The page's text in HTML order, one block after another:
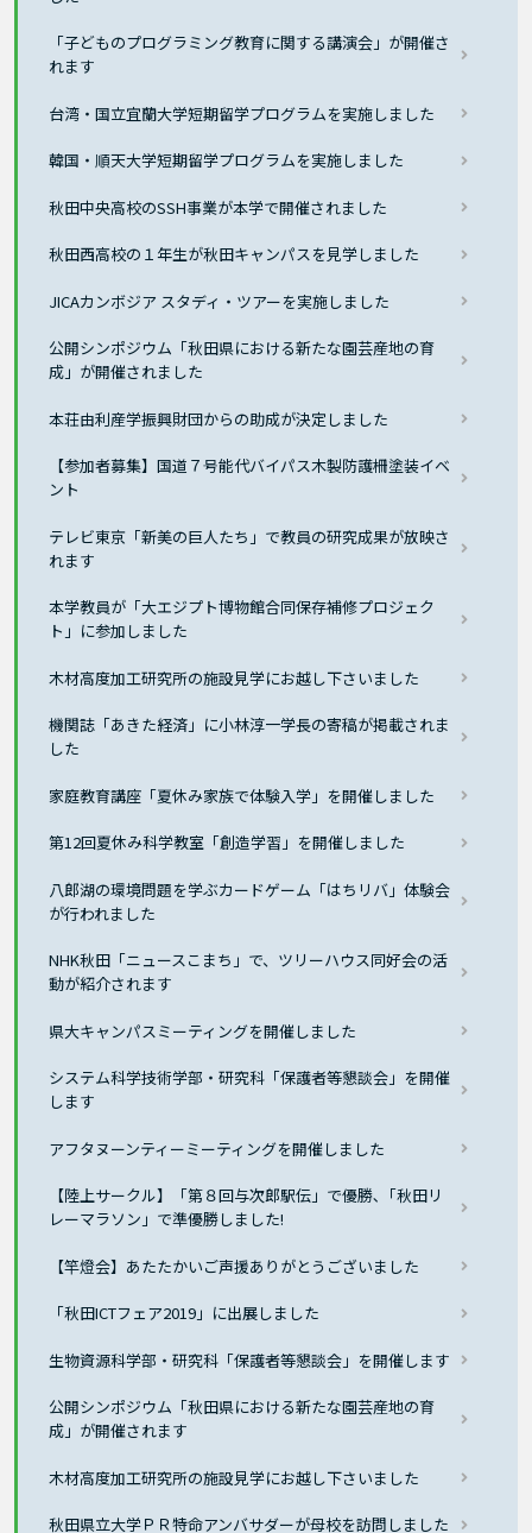
「子どものプログラミング教育に関する講演会」が開催さ
れます
台湾・国立宜蘭大学短期留学プログラムを実施しました
韓国・順天大学短期留学プログラムを実施しました
秋田中央高校のSSH事業が本学で開催されました
秋田西高校の１年生が秋田キャンパスを見学しました
JICAカンボジア スタディ・ツアーを実施しました
公開シンポジウム「秋田県における新たな園芸産地の育
成」が開催されました
本荘由利産学振興財団からの助成が決定しました
【参加者募集】国道７号能代バイパス木製防護柵塗装イベ
ント
テレビ東京「新美の巨人たち」で教員の研究成果が放映さ
れます
本学教員が「大エジプト博物館合同保存補修プロジェク
ト」に参加しました
木材高度加工研究所の施設見学にお越し下さいました
機関誌「あきた経済」に小林淳一学長の寄稿が掲載されま
した
家庭教育講座「夏休み家族で体験入学」を開催しました
第12回夏休み科学教室「創造学習」を開催しました
八郎湖の環境問題を学ぶカードゲーム「はちリバ」体験会
が行われました
NHK秋田「ニュースこまち」で、ツリーハウス同好会の活
動が紹介されます
県大キャンパスミーティングを開催しました
システム科学技術学部・研究科「保護者等懇談会」を開催
します
アフタヌーンティーミーティングを開催しました
【陸上サークル】「第８回与次郎駅伝」で優勝､「秋田リ
レーマラソン」で準優勝しました!
【竿燈会】あたたかいご声援ありがとうございました
「秋田ICTフェア2019」に出展しました
生物資源科学部・研究科「保護者等懇談会」を開催します
公開シンポジウム「秋田県における新たな園芸産地の育
成」が開催されます
木材高度加工研究所の施設見学にお越し下さいました
秋田県立大学ＰＲ特命アンバサダーが母校を訪問しました